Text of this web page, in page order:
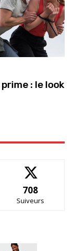
prime : le look
708
Suiveurs